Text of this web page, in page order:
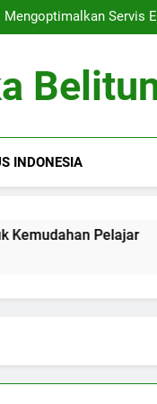
Mengoptimalkan Servis
Optimalisasi
Mengoptimalkan Servis
Optimalisasi
INDONESIA
Pelajar